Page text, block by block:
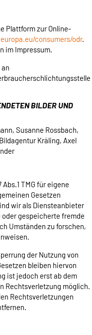
Plattform zur Online-
consumers/odr.
im Impressum.
BILDER UND
Susanne Rossbach,
Kräling, Axel
TMG für eigene
Gesetzen
wir als Diensteanbieter
gespeicherte fremde
Umständen zu forschen,
der Nutzung von
bleiben hiervon
ist jedoch erst ab dem
Rechtsverletzung möglich.
Rechtsverletzungen